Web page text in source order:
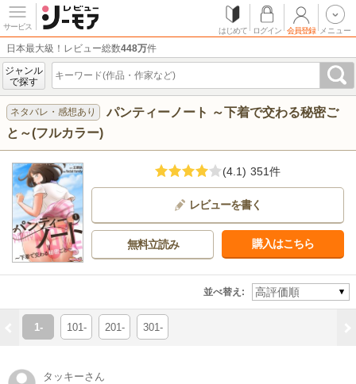
サービス はじめて ログイン 会員登録 メニュー
日本最大級！レビュー総数448万件
ジャンル
で探す
ネタバレ・感想あり
パンティーノート ～下着で交わる秘密ご
と～(フルカラー)
(4.1) 351件
レビューを書く
無料立読み 購入はこちら
並べ替え:
1- 101- 201- 301-
タッキーさん